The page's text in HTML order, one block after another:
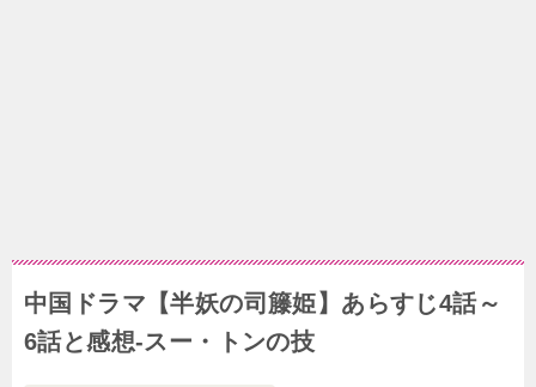
中国ドラマ【半妖の司籐姫】あらすじ4話～
6話と感想-スー・トンの技